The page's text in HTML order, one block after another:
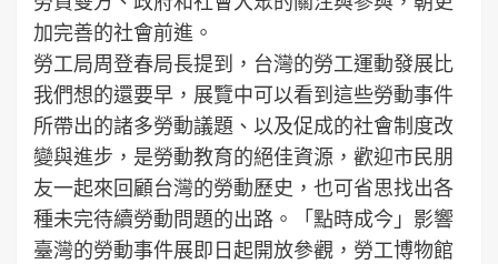
加完善的社會前進。
勞工局周登春局長提到，台灣的勞工運動發展比
我們想的還要早，展覽中可以看到這些勞動事件
所帶出的諸多勞動議題、以及促成的社會制度改
變與進步，是勞動教育的絕佳資源，歡迎市民朋
友一起來回顧台灣的勞動歷史，也可省思找出各
種未完待續勞動問題的出路。「點時成今」影響
臺灣的勞動事件展即日起開放參觀，勞工博物館